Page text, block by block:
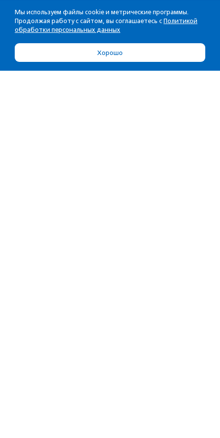
Мы используем файлы cookie и метрические программы.
Продолжая работу с сайтом, вы соглашаетесь с Политикой
обработки персональных данных
Хорошо